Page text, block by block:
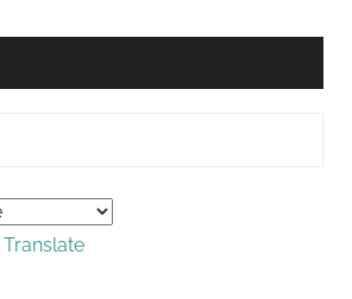
Translate